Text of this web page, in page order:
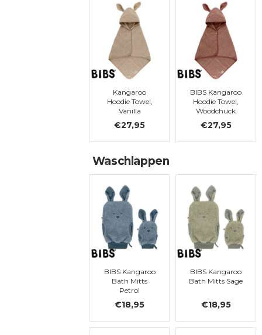
Kangaroo
Hoodie Towel,
Vanilla
€27,95
BIBS Kangaroo
Hoodie Towel,
Woodchuck
€27,95
Waschlappen
BIBS Kangaroo
Bath Mitts
Petrol
€18,95
BIBS Kangaroo
Bath Mitts Sage
€18,95